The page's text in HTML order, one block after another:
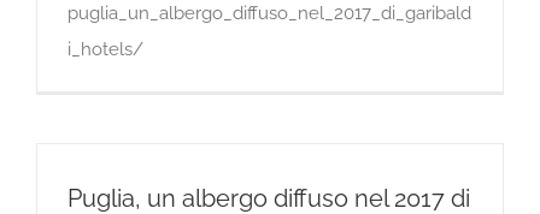
puglia_un_albergo_diffuso_nel_2017_di_garibald
i_hotels/
Puglia, un albergo diffuso nel 2017 di